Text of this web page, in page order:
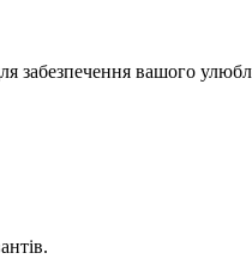
забезпечення вашого